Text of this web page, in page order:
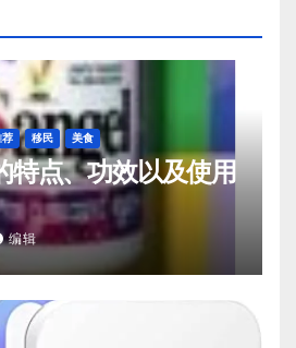
荐 移民 美食
特点、功效以及使用
编辑